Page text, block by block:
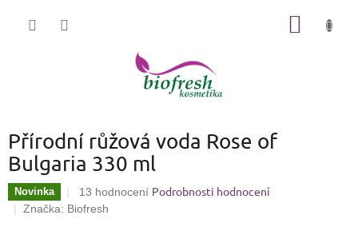
Přírodní růžová voda Rose of
Bulgaria 330 ml
Novinka
Průměrné
hodnocení
13 hodnocení Podrobnosti hodnocení
Značka: Biofresh